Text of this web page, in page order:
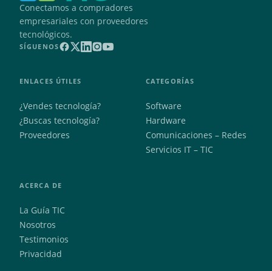
Conectamos a compradores
empresariales con proveedores
tecnológicos.
SÍGUENOS
ENLACES ÚTILES
¿Vendes tecnología?
¿Buscas tecnología?
Proveedores
CATEGORÍAS
Software
Hardware
Comunicaciones – Redes
Servicios IT – TIC
ACERCA DE
La Guía TIC
Nosotros
Testimonios
Privacidad